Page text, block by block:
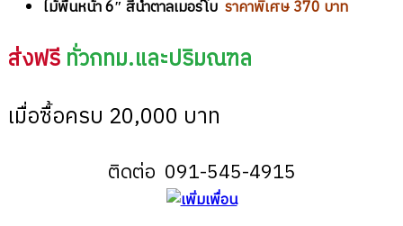
ไม้พื้นหน้า 6″ สีน้ำตาลเมอร์โบ ราคาพิเศษ 370 บาท
ส่งฟรี ทั่วกทม.และปริมณฑล
เมื่อซื้อครบ 20,000 บาท
ติดต่อ 091-545-4915